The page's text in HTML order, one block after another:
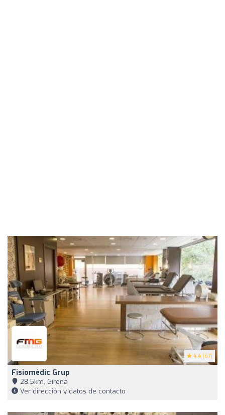
4.4 (67)
Fisiomèdic Grup
28,5km, Girona
Ver dirección y datos de contacto